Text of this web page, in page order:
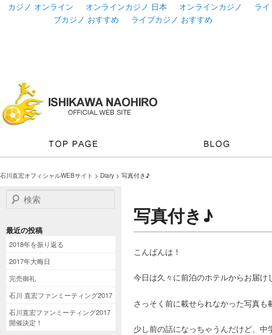
カジノ オンライン オンラインカジノ 日本 オンラインカジノ
ライ
ブカジノ おすすめ
ライブカジノ おすすめ
石川直宏オフィシャルWEBサイト > Diary > 写真付き♪
検索
最近の投稿
2018年を振り返る
2017年大晦日
完売御礼
石川 直宏ファンミーティング2017
石川直宏ファンミーティング2017
開催決定！
写真付き♪
こんばんは！
今日は久々に前泊のホテルからお届け
さっそく前に載せられなかった写真
少し前の話になっちゃうんだけど、